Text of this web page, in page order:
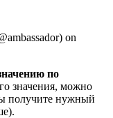
on
по
значения, можно
получите нужный